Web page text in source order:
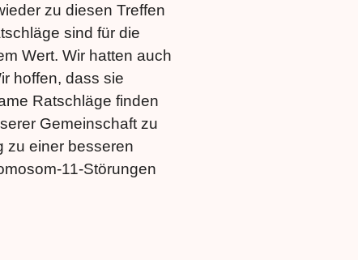
zu diesen Treffen
sind für die
Wert. Wir hatten auch
hoffen, dass sie
Ratschläge finden
Gemeinschaft zu
zu einer besseren
11-Störungen